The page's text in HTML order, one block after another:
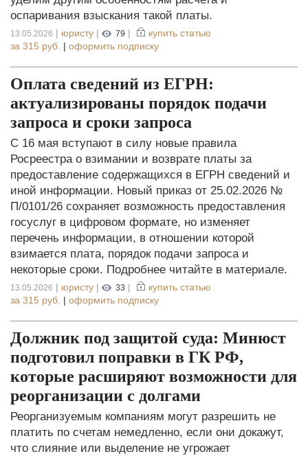
оспаривания взыскания такой платы.
13.05.2026 | юристу | 79 |
купить статью
за 315 руб. | оформить подписку
Оплата сведений из ЕГРН:
актуализированы порядок подачи
запроса и сроки запроса
С 16 мая вступают в силу новые правила
Росреестра о взимании и возврате платы за
предоставление содержащихся в ЕГРН сведений и
иной информации. Новый приказ от 25.02.2026 №
П/0101/26 сохраняет возможность предоставления
госуслуг в цифровом формате, но изменяет
перечень информации, в отношении которой
взимается плата, порядок подачи запроса и
некоторые сроки. Подробнее читайте в материале.
13.05.2026 | юристу | 33 |
купить статью
за 315 руб. | оформить подписку
Должник под защитой суда: Минюст
подготовил поправки в ГК РФ,
которые расширяют возможности для
реорганизации с долгами
Реорганизуемым компаниям могут разрешить не
платить по счетам немедленно, если они докажут,
что слияние или выделение не угрожает